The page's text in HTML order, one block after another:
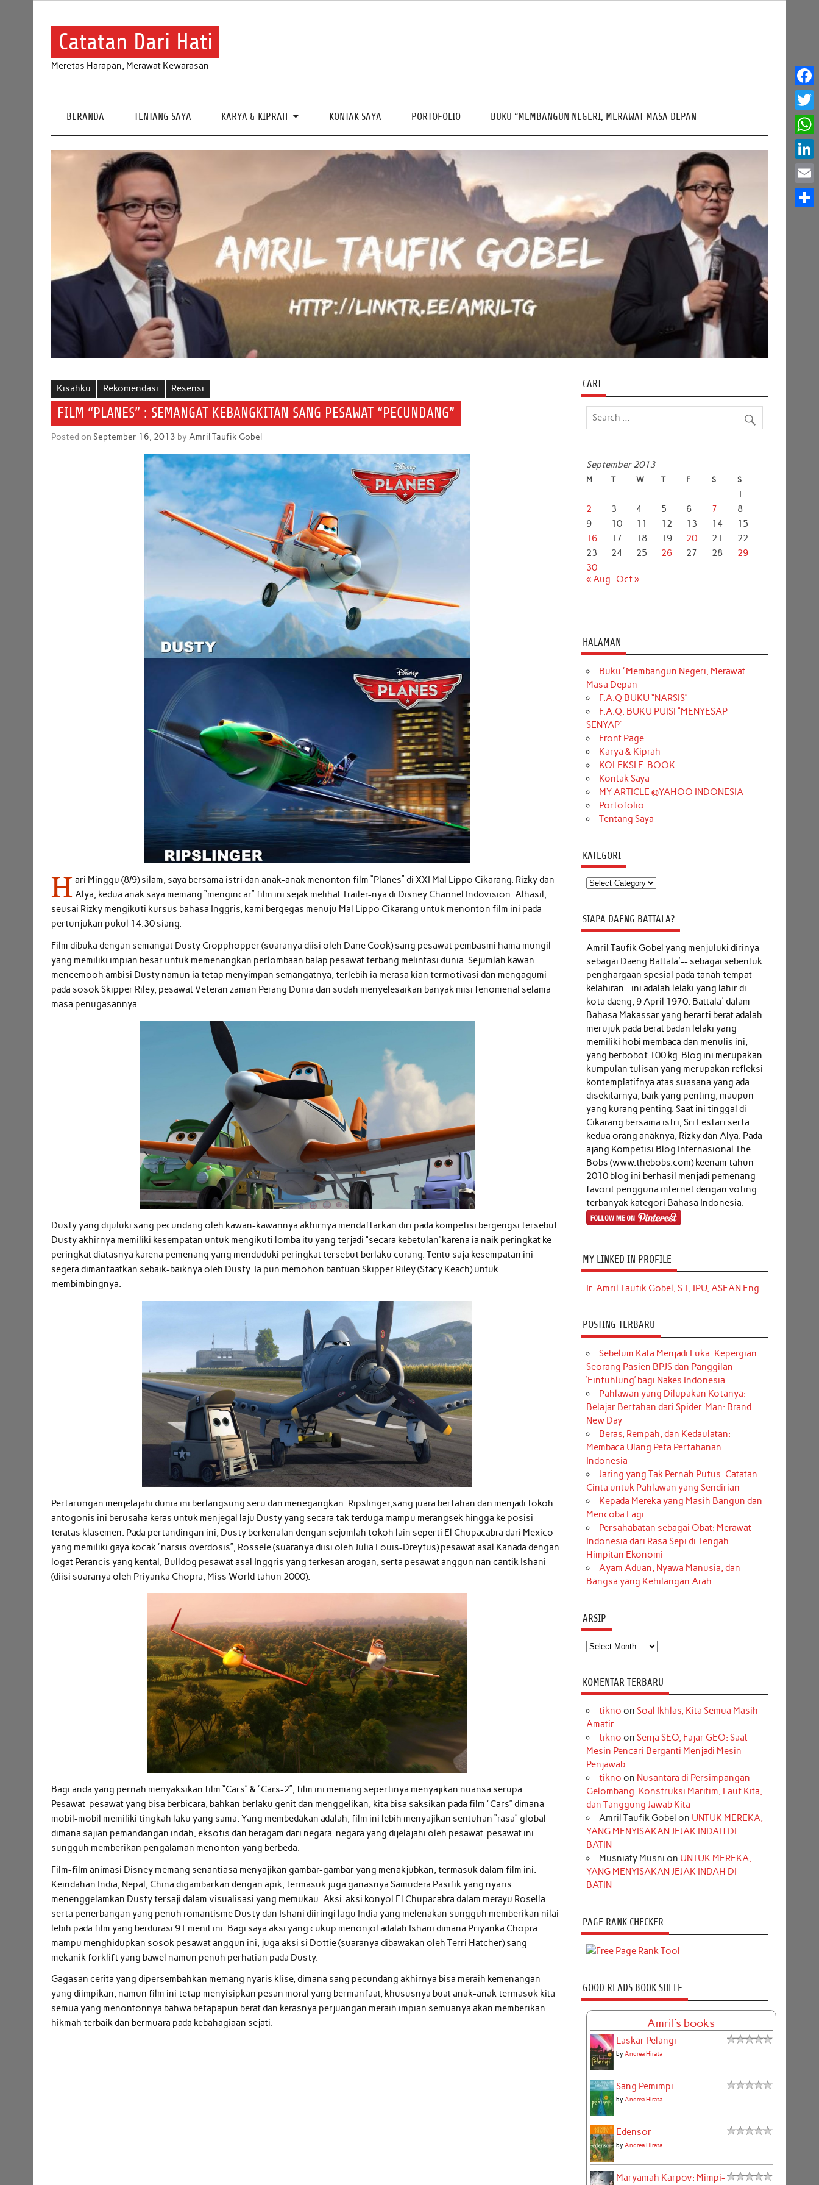
Catatan Dari Hati
Meretas Harapan, Merawat Kewarasan
BERANDA TENTANG SAYA KARYA & KIPRAH KONTAK SAYA PORTOFOLIO BUKU “MEMBANGUN NEGERI, MERAWAT MASA DEPAN
Kisahku Rekomendasi Resensi
FILM “PLANES” : SEMANGAT KEBANGKITAN SANG PESAWAT “PECUNDANG”
Posted onSeptember 16, 2013 byAmril Taufik Gobel
H ari Minggu (8/9) silam, saya bersama istri dan anak-anak menonton film “Planes” di XXI Mal Lippo Cikarang. Rizky dan
Alya, kedua anak saya memang “mengincar” film ini sejak melihat Trailer-nya di Disney Channel Indovision. Alhasil,
seusai Rizky mengikuti kursus bahasa Inggris, kami bergegas menuju Mal Lippo Cikarang untuk menonton film ini pada
pertunjukan pukul 14.30 siang.
Film dibuka dengan semangat Dusty Cropphopper (suaranya diisi oleh Dane Cook) sang pesawat pembasmi hama mungil
yang memiliki impian besar untuk memenangkan perlombaan balap pesawat terbang melintasi dunia. Sejumlah kawan
mencemooh ambisi Dusty namun ia tetap menyimpan semangatnya, terlebih ia merasa kian termotivasi dan mengagumi
pada sosok Skipper Riley, pesawat Veteran zaman Perang Dunia dan sudah menyelesaikan banyak misi fenomenal selama
masa penugasannya.
Dusty yang dijuluki sang pecundang oleh kawan-kawannya akhirnya mendaftarkan diri pada kompetisi bergengsi tersebut.
Dusty akhirnya memiliki kesempatan untuk mengikuti lomba itu yang terjadi “secara kebetulan”karena ia naik peringkat ke
peringkat diatasnya karena pemenang yang menduduki peringkat tersebut berlaku curang. Tentu saja kesempatan ini
segera dimanfaatkan sebaik-baiknya oleh Dusty. Ia pun memohon bantuan Skipper Riley (Stacy Keach) untuk
membimbingnya.
Pertarungan menjelajahi dunia ini berlangsung seru dan menegangkan. Ripslinger,sang juara bertahan dan menjadi tokoh
antogonis ini berusaha keras untuk menjegal laju Dusty yang secara tak terduga mampu merangsek hingga ke posisi
teratas klasemen. Pada pertandingan ini, Dusty berkenalan dengan sejumlah tokoh lain seperti El Chupacabra dari Mexico
yang memiliki gaya kocak “narsis overdosis”, Rossele (suaranya diisi oleh Julia Louis-Dreyfus) pesawat asal Kanada dengan
logat Perancis yang kental, Bulldog pesawat asal Inggris yang terkesan arogan, serta pesawat anggun nan cantik Ishani
(diisi suaranya oleh Priyanka Chopra, Miss World tahun 2000).
Bagi anda yang pernah menyaksikan film “Cars” & “Cars-2”, film ini memang sepertinya menyajikan nuansa serupa.
Pesawat-pesawat yang bisa berbicara, bahkan berlaku genit dan menggelikan, kita bisa saksikan pada film “Cars” dimana
mobil-mobil memiliki tingkah laku yang sama. Yang membedakan adalah, film ini lebih menyajikan sentuhan “rasa” global
dimana sajian pemandangan indah, eksotis dan beragam dari negara-negara yang dijelajahi oleh pesawat-pesawat ini
sungguh memberikan pengalaman menonton yang berbeda.
Film-film animasi Disney memang senantiasa menyajikan gambar-gambar yang menakjubkan, termasuk dalam film ini.
Keindahan India, Nepal, China digambarkan dengan apik, termasuk juga ganasnya Samudera Pasifik yang nyaris
menenggelamkan Dusty tersaji dalam visualisasi yang memukau. Aksi-aksi konyol El Chupacabra dalam merayu Rosella
serta penerbangan yang penuh romantisme Dusty dan Ishani diiringi lagu India yang melenakan sungguh memberikan nilai
lebih pada film yang berdurasi 91 menit ini. Bagi saya aksi yang cukup menonjol adalah Ishani dimana Priyanka Chopra
mampu menghidupkan sosok pesawat anggun ini, juga aksi si Dottie (suaranya dibawakan oleh Terri Hatcher) sang
mekanik forklift yang bawel namun penuh perhatian pada Dusty.
Gagasan cerita yang dipersembahkan memang nyaris klise, dimana sang pecundang akhirnya bisa meraih kemenangan
yang diimpikan, namun film ini tetap menyisipkan pesan moral yang bermanfaat, khususnya buat anak-anak termasuk kita
semua yang menontonnya bahwa betapapun berat dan kerasnya perjuangan meraih impian semuanya akan memberikan
hikmah terbaik dan bermuara pada kebahagiaan sejati.
CARI
September 2013
M T W T F S S
1
2
3 4 5 6 7
8
9
10 11 12 13 14
15
16
17 18 19 20 21
22
23
24 25 26 27 28
29
30
« Aug
Oct »
HALAMAN
Buku “Membangun Negeri, Merawat
Masa Depan
F.A.Q BUKU “NARSIS”
F.A.Q. BUKU PUISI “MENYESAP
SENYAP”
Front Page
Karya & Kiprah
KOLEKSI E-BOOK
Kontak Saya
MY ARTICLE @YAHOO INDONESIA
Portofolio
Tentang Saya
KATEGORI
Kategori
SIAPA DAENG BATTALA?
Amril Taufik Gobel yang menjuluki dirinya
sebagai Daeng Battala'-- sebagai sebentuk
penghargaan spesial pada tanah tempat
kelahiran--ini adalah lelaki yang lahir di
kota daeng, 9 April 1970. Battala' dalam
Bahasa Makassar yang berarti berat adalah
merujuk pada berat badan lelaki yang
memiliki hobi membaca dan menulis ini,
yang berbobot 100 kg. Blog ini merupakan
kumpulan tulisan yang merupakan refleksi
kontemplatifnya atas suasana yang ada
disekitarnya, baik yang penting, maupun
yang kurang penting. Saat ini tinggal di
Cikarang bersama istri, Sri Lestari serta
kedua orang anaknya, Rizky dan Alya. Pada
ajang Kompetisi Blog Internasional The
Bobs (www.thebobs.com) keenam tahun
2010 blog ini berhasil menjadi pemenang
favorit pengguna internet dengan voting
terbanyak kategori Bahasa Indonesia.
MY LINKED IN PROFILE
Ir. Amril Taufik Gobel, S.T, IPU, ASEAN Eng.
POSTING TERBARU
Sebelum Kata Menjadi Luka: Kepergian
Seorang Pasien BPJS dan Panggilan
‘Einfühlung’ bagi Nakes Indonesia
Pahlawan yang Dilupakan Kotanya:
Belajar Bertahan dari Spider-Man: Brand
New Day
Beras, Rempah, dan Kedaulatan:
Membaca Ulang Peta Pertahanan
Indonesia
Jaring yang Tak Pernah Putus: Catatan
Cinta untuk Pahlawan yang Sendirian
Kepada Mereka yang Masih Bangun dan
Mencoba Lagi
Persahabatan sebagai Obat: Merawat
Indonesia dari Rasa Sepi di Tengah
Himpitan Ekonomi
Ayam Aduan, Nyawa Manusia, dan
Bangsa yang Kehilangan Arah
ARSIP
Arsip
KOMENTAR TERBARU
tikno on Soal Ikhlas, Kita Semua Masih
Amatir
tikno on Senja SEO, Fajar GEO: Saat
Mesin Pencari Berganti Menjadi Mesin
Penjawab
tikno on Nusantara di Persimpangan
Gelombang: Konstruksi Maritim, Laut Kita,
dan Tanggung Jawab Kita
Amril Taufik Gobel on UNTUK MEREKA,
YANG MENYISAKAN JEJAK INDAH DI
BATIN
Musniaty Musni on UNTUK MEREKA,
YANG MENYISAKAN JEJAK INDAH DI
BATIN
PAGE RANK CHECKER
GOOD READS BOOK SHELF
Amril's books
Laskar Pelangi
by Andrea Hirata
Sang Pemimpi
by Andrea Hirata
Edensor
by Andrea Hirata
Maryamah Karpov: Mimpi-
Email